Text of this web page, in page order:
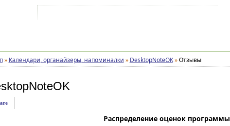
» Календари, органайзеры, напоминалки » DesktopNoteOK » Отзывы
Распределение оценок программы